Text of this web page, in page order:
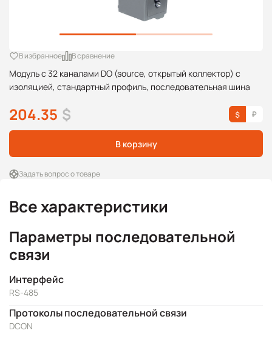
Модуль с 32 каналами DO (source, открытый коллектор) с
изоляцией, стандартный профиль, последовательная шина
В избранное В сравнение
204.35 $
В корзину
Задать вопрос о товаре
Все характеристики
Параметры последовательной
связи
Интерфейс
RS-485
Протоколы последовательной связи
DCON